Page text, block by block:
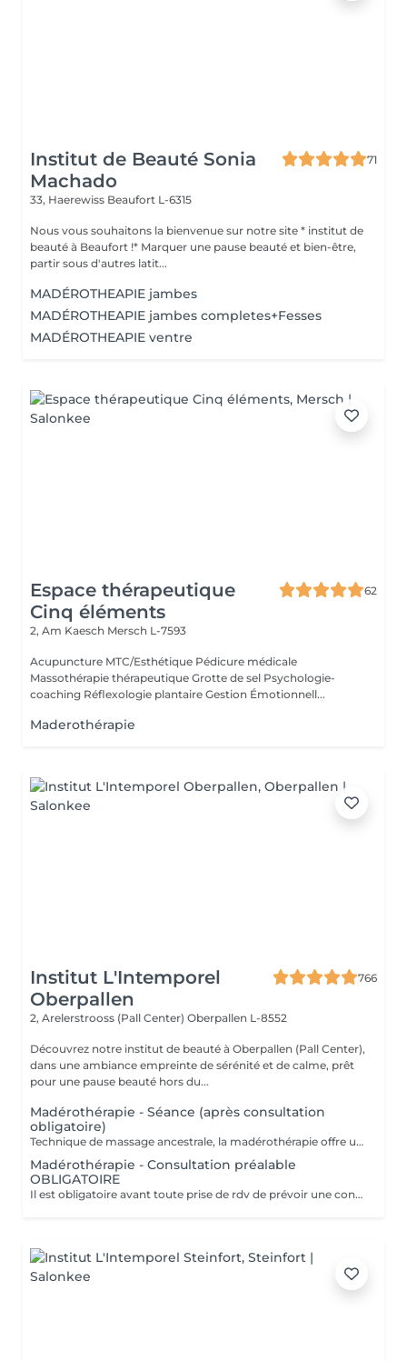
Institut de Beauté Sonia
Machado
71
33, Haerewiss Beaufort L-6315
Nous vous souhaitons la bienvenue sur notre site * institut de
beauté à Beaufort !* Marquer une pause beauté et bien-être,
partir sous d'autres latit...
MADÉROTHEAPIE jambes
MADÉROTHEAPIE jambes completes+Fesses
MADÉROTHEAPIE ventre
Espace thérapeutique
Cinq éléments
62
2, Am Kaesch Mersch L-7593
Acupuncture MTC/Esthétique Pédicure médicale
Massothérapie thérapeutique Grotte de sel Psychologie-
coaching Réflexologie plantaire Gestion Émotionnell...
Maderothérapie
Institut L'Intemporel
Oberpallen
766
2, Arelerstrooss (Pall Center) Oberpallen L-8552
Découvrez notre institut de beauté à Oberpallen (Pall Center),
dans une ambiance empreinte de sérénité et de calme, prêt
pour une pause beauté hors du...
Madérothérapie - Séance (après consultation
obligatoire)
Technique de massage ancestrale, la madérothérapie offre une multitude de bénéfices sur le corps et le bien-être ! Les instruments et rouleaux en bois de madérothérapie agissent sur toutes les zones du corps permettant un drainage profond et une tonification du corps dans son ensemble. Attention certaines contre indications sont en prendre en compte: - dèmes. - maladies rénales. - phlébites / thromboses. - insuffisance cardiaque. - dermatite (sur la zone à travailler). - plaies ouvertes. - parties osseuses. - grossesse (pas le ventre , ni le 1er trimestre). - règles abondantes. - infection, fièvre. - hypotension. TOUJOURS PRENDRE UNE CONSULTATION AVANT TOUTES PRISES DE RDV. MERCI.
Madérothérapie - Consultation préalable
OBLIGATOIRE
Il est obligatoire avant toute prise de rdv de prévoir une consultation et vous préparera à cette technique révolutionnaire. L'acompte sera restitué entièrement lors de votre venue, si vous n'annulez pas il sera conservé. Attention certaines contre indications sont en prendre en compte: - dèmes. - maladies rénales. - phlébites / thromboses. - insuffisance cardiaque. - dermatite (sur la zone à travailler). - plaies ouvertes. - parties osseuses. - grossesse (pas le ventre , ni le 1er trimestre). - règles abondantes. - infection, fièvre. - hypotension.